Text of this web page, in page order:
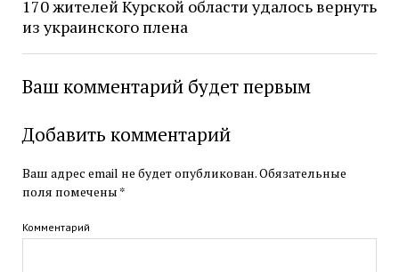
170 жителей Курской области удалось вернуть
из украинского плена
Ваш комментарий будет первым
Добавить комментарий
Ваш адрес email не будет опубликован.Обязательные
поля помечены *
Комментарий